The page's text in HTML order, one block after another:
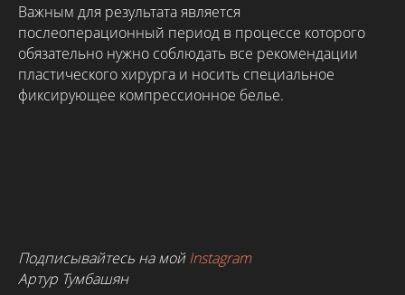
Важным для результата является
послеоперационный период в процессе которого
обязательно нужно соблюдать все рекомендации
пластического хирурга и носить специальное
фиксирующее компрессионное белье.
Подписывайтесь на мойInstagram
Артур Тумбашян